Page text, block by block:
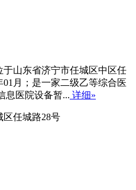
于山东省济宁市任城区中区任
01月；是一家二级乙等综合医
息医院设备暂... 详细»
区任城路28号